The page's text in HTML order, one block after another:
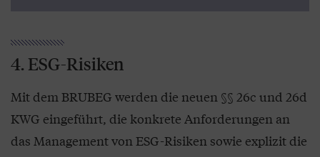
4. ESG-Risiken
Mit dem BRUBEG werden die neuen §§ 26c und 26d
KWG eingeführt, die konkrete Anforderungen an
das Management von ESG-Risiken sowie explizit die